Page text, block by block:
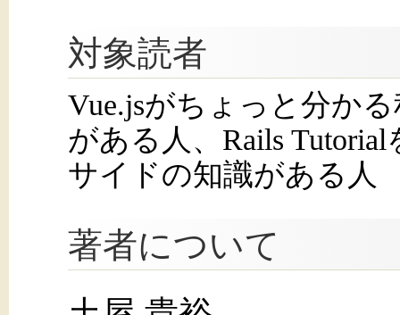
対象読者
Vue.jsがちょっと分か
がある人、Rails
サイドの知識がある人
著者について